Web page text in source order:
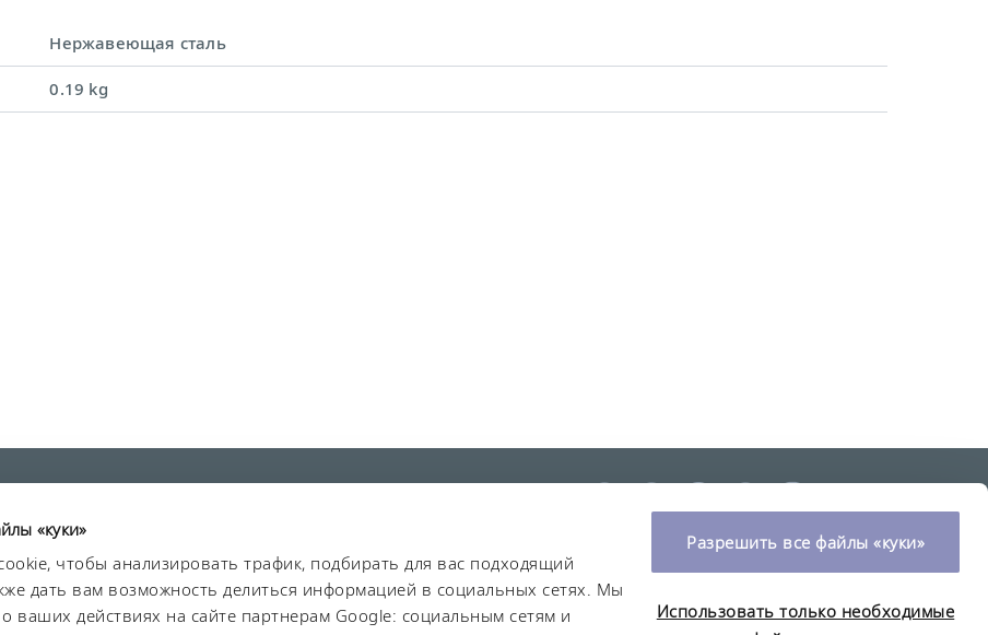
«куки»
чтобы анализировать трафик, подбирать для вас подходящий
дать вам возможность делиться информацией в социальных сетях. Мы
ваших действиях на сайте партнерам Google: социальным сетям и
Разрешить все файлы «куки»
Использовать только необходимые
Нержавеющая сталь
0.19 kg
данных Безопасность Карта сайта